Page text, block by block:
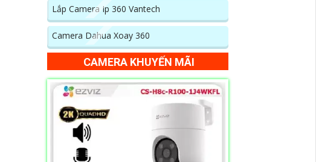
Lắp Camera Ip 360 Vantech
Camera Dahua Xoay 360
CAMERA KHUYẾN MÃI